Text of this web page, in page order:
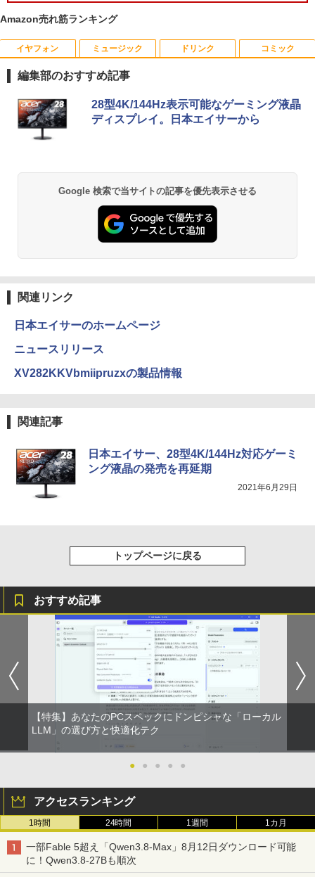
1
【送料無料】感動する地図帖 世界って面
白い!となる100テーマ／イアン・ライト
／Infographic．ly／片山美佳子
￥2,420
￥3,520
3
Aランクパーティを離脱した俺は、元教
ット（全46巻）
5
乙女ゲー世界はモブに厳しい世界です
【共和国編】 02 【電子書籍】[ 三
Amazon売れ筋ランキング
イヤフォン
Anker Soundcore P40i オフホワイト
￥7,990
Anker Soundcore P31i ブラック
￥5,990
【2026年アップグレード版】AOKIMI ワイヤ
レスイヤホン bluetooth イヤホン V12 小型
￥1,964
￥2,980
ミュージック
BRUCE WAYNE feat. Flo Milli, ATL Jacob
[Explicit]
BRUCE WAYNE feat. Flo Milli, ATL Jacob
[Explicit]
￥250
On My Road (Stadium ver.)
BUGS LIFE
ドリンク
【Amazon.co.jp限定】 い・ろ・は・す 2L P
ET ラベルレス ×8本
by Amazon 天然水 ラベルレス 500ml ×24本
富士山の天然水 バナジウム含有 水 ミネラル
ウォーター ペットボトル 静岡県産 500ミリリ
ットル (Smart Basic)
by Amazon 天然水ラベルレス 2L×9本
コカ・コーラ やかんの麦茶 from 爽健美茶 ラ
コミック
薬屋のひとりごと 17巻 (デジタル版ビッグガ
ンガンコミックス)
異世界居酒屋「のぶ」(22) (角川コミックス・
エース)
￥832
HUNTER×HUNTER モノクロ版 39 (ジャンプ
コミックスDIGITAL)
スーパーの裏でヤニ吸うふたり 9巻 (デジタル
版ビッグガンガンコミックス)
編集部のおすすめ記事
28型4K/144Hz表示可能なゲーミング液晶
ディスプレイ。日本エイサーから
Google 検索で当サイトの記事を優先表示させる
関連リンク
日本エイサーのホームページ
ニュースリリース
XV282KKVbmiipruzxの製品情報
関連記事
日本エイサー、28型4K/144Hz対応ゲーミ
ング液晶の発売を再延期
2021年6月29日
トップページに戻る
おすすめ記事
【特集】あなたのPCスペックにドンピシャな「ローカル
LLM」の選び方と快適化テク
● ● ● ● ●
アクセスランキング
1時間 24時間 1週間 1カ月
一部Fable 5超え「Qwen3.8-Max」8月12日ダウンロード可能
に！Qwen3.8-27Bも順次